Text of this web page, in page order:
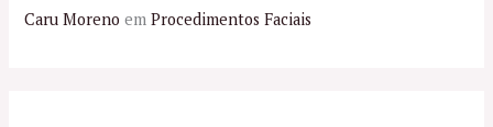
Caru Moreno emProcedimentos Faciais